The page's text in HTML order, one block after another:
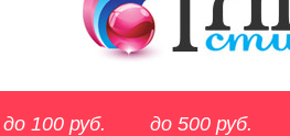
до 100 руб. до 500 руб.